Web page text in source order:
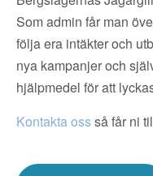
Som admin får man
följa era intäkter och
nya kampanjer och
hjälpmedel för att
Kontakta ossså får ni